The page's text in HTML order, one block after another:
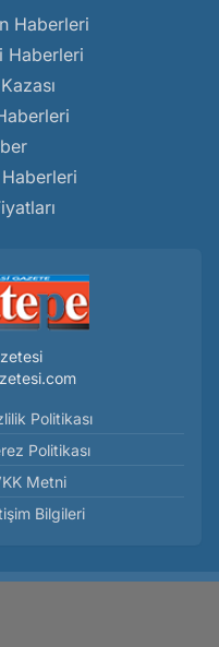
Haberleri
Haberleri
Politikası
Politikası
Metni
Bilgileri